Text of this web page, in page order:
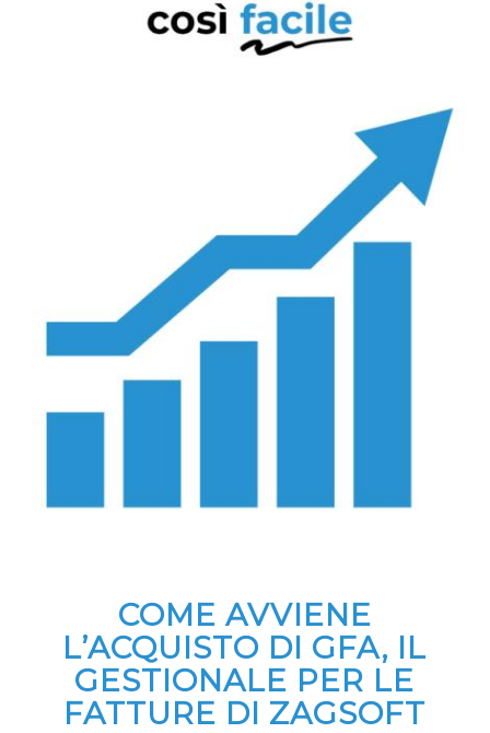
COME AVVIENE
L’ACQUISTO DI GFA, IL
GESTIONALE PER LE
FATTURE DI ZAGSOFT